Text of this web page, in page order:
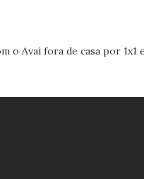
o Avai fora de casa por